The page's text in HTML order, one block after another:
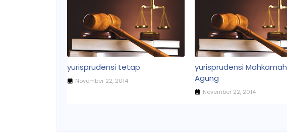
yurisprudensi tetap
November 22, 2014
yurisprudensi Mahkamah
Agung
November 22, 2014